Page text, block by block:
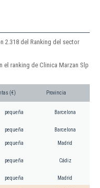
2.318 del Ranking del sector
ranking de Clinica Marzan Slp
(€) Provincia
pequeña Barcelona
pequeña Barcelona
pequeña Madrid
pequeña Cádiz
pequeña Madrid